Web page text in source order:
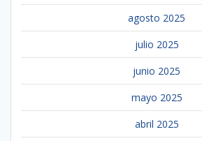
agosto 2025
julio 2025
junio 2025
mayo 2025
abril 2025